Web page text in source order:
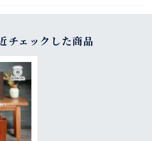
チェックした商品